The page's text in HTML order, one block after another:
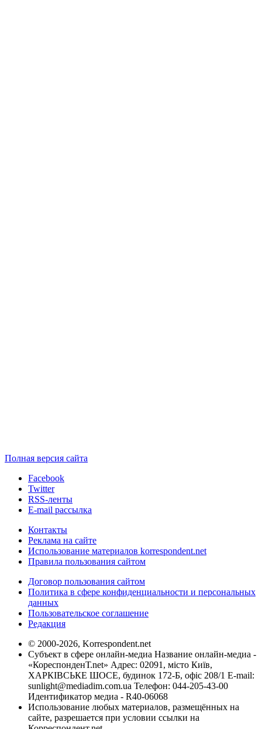
Полная версия сайта
Facebook
Twitter
RSS-ленты
E-mail рассылка
Контакты
Реклама на сайте
Использование материалов korrespondent.net
Правила пользования сайтом
Договор пользования сайтом
Политика в сфере конфиденциальности и персональных
данных
Пользовательское соглашение
Редакция
© 2000-2026, Korrespondent.net
Субъект в сфере онлайн-медиа Название онлайн-медиа -
«КореспонденТ.net» Адрес: 02091, місто Київ,
ХАРКІВСЬКЕ ШОСЕ, будинок 172-Б, офіс 208/1 E-mail:
sunlight@mediadim.com.ua Телефон: 044-205-43-00
Идентификатор медиа - R40-06068
Использование любых материалов, размещённых на
сайте, разрешается при условии ссылки на